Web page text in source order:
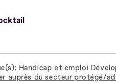
Handicap et emploi
auprès du secteur protégé/